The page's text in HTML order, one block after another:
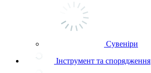
Сувеніри
Інструмент та спорядження